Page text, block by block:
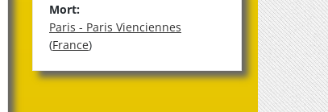
Mort:
Paris - Paris Vienciennes
(France)